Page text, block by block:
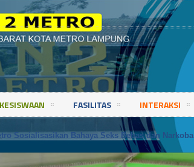
KESISWAAN FASILITAS INTERAKSI
Sosialisasikan Bahaya Seks Bebas dan Narkoba